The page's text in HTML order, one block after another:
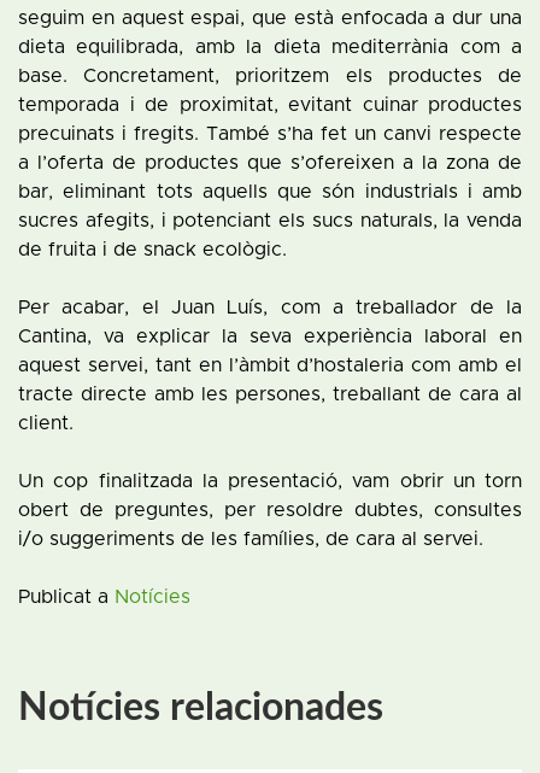
seguim en aquest espai, que està enfocada a dur una
dieta equilibrada, amb la dieta mediterrània com a
base. Concretament, prioritzem els productes de
temporada i de proximitat, evitant cuinar productes
precuinats i fregits. També s’ha fet un canvi respecte
a l’oferta de productes que s’ofereixen a la zona de
bar, eliminant tots aquells que són industrials i amb
sucres afegits, i potenciant els sucs naturals, la venda
de fruita i de snack ecològic.
Per acabar, el Juan Luís, com a treballador de la
Cantina, va explicar la seva experiència laboral en
aquest servei, tant en l’àmbit d’hostaleria com amb el
tracte directe amb les persones, treballant de cara al
client.
Un cop finalitzada la presentació, vam obrir un torn
obert de preguntes, per resoldre dubtes, consultes
i/o suggeriments de les famílies, de cara al servei.
Publicat a Notícies
Notícies relacionades